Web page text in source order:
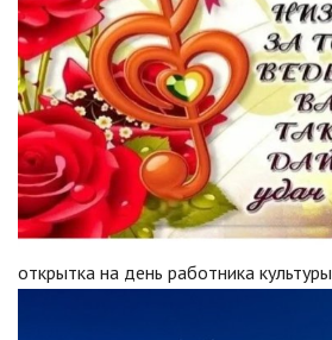
открытка на день работника культуры